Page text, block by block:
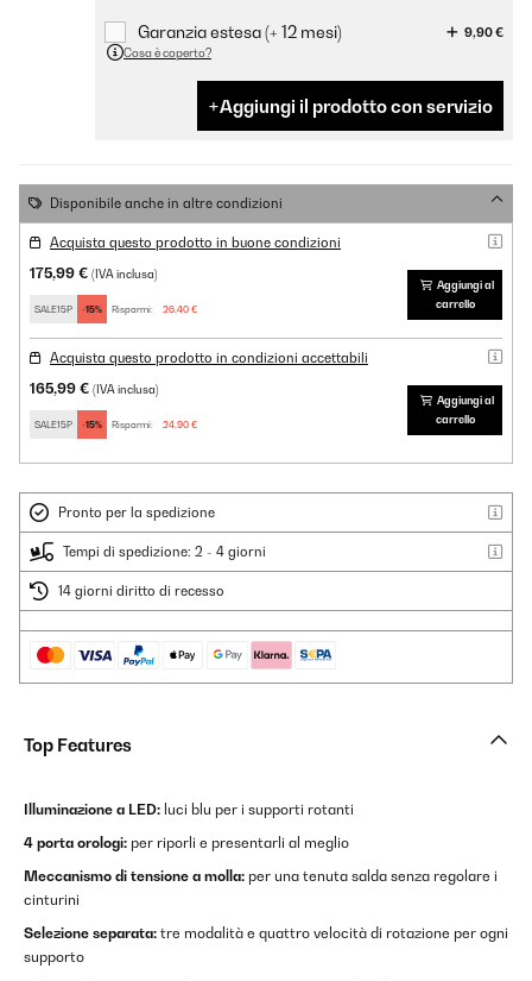
Garanzia estesa (+ 12 mesi)
9,90 €
Cosa è coperto?
Aggiungi il prodotto con servizio
Disponibile anche in altre condizioni
Acquista questo prodotto in buone condizioni
175,99 € (IVA inclusa)
SALE15P -15% Risparmi: 26,40 €
Aggiungi al
carrello
Acquista questo prodotto in condizioni accettabili
165,99 € (IVA inclusa)
SALE15P -15% Risparmi: 24,90 €
Aggiungi al
carrello
Pronto per la spedizione
Tempi di spedizione: 2 - 4 giorni
14 giorni diritto di recesso
Top Features
Illuminazione a LED: luci blu per i supporti rotanti
4 porta orologi: per riporli e presentarli al meglio
Meccanismo di tensione a molla: per una tenuta salda senza regolare i
cinturini
Selezione separata: tre modalità e quattro velocità di rotazione per ogni
supporto